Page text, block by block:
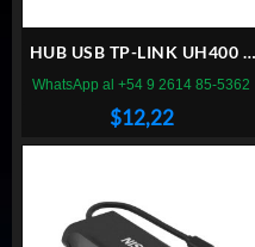
HUB USB TP-LINK UH400 4
PUERTOS 3.0
$12,22
WhatsApp al +54 9 2614 85-5362